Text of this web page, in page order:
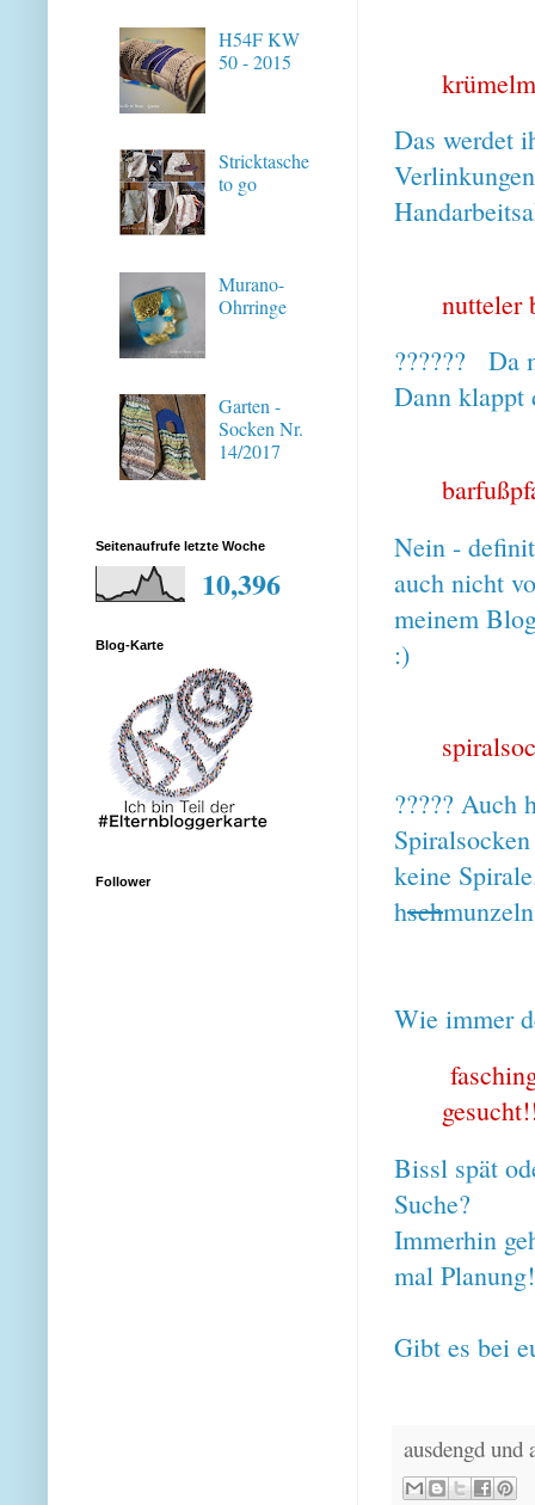
Das werdet
nutteler
?????? Da
Dann klappt
Nein -
auch nicht
meinem
:)
????? Auch
keine
hsch
Wie immer
Bissl spät
Suche?
Immerhin
mal
Gibt es bei
ausdengd
H54F KW
50 - 2015
Stricktasche
to go
Murano-
Ohrringe
Garten -
Socken Nr.
14/2017
Seitenaufrufe letzte Woche
10,396
Blog-Karte
Follower